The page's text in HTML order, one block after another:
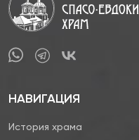
НАВИГАЦИЯ
История храма